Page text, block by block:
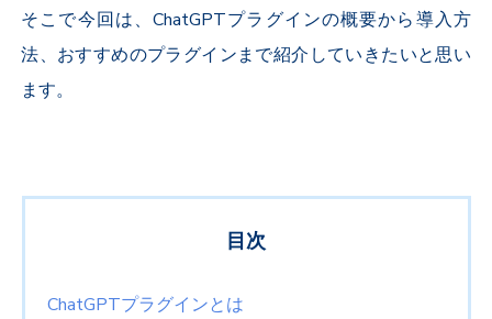
そこで今回は、ChatGPTプラグインの概要から導入方
法、おすすめのプラグインまで紹介していきたいと思い
ます。
目次
ChatGPTプラグインとは